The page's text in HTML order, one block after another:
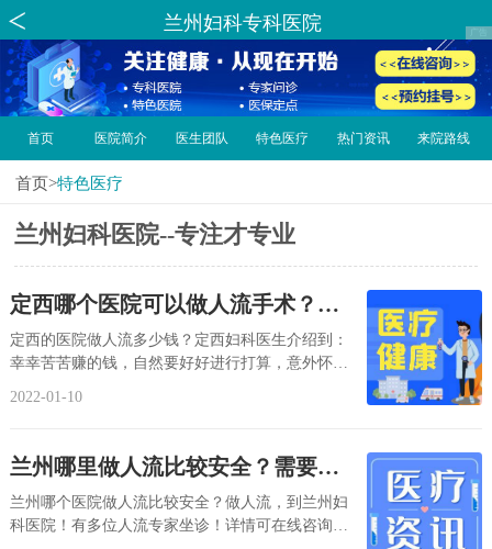
兰州妇科专科医院
首页 医院简介 医生团队 特色医疗 热门资讯 来院路线
首页>特色医疗
兰州妇科医院--专注才专业
定西哪个医院可以做人流手术？定
西妇科医院做人流手术多少钱？
定西的医院做人流多少钱？定西妇科医生介绍到：
幸幸苦苦赚的钱，自然要好好进行打算，意外怀孕
2022-01-10
兰州哪里做人流比较安全？需要多
少钱？
兰州哪个医院做人流比较安全？做人流，到兰州妇
科医院！有多位人流专家坐诊！详情可在线咨询了